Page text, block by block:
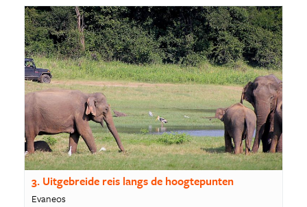
3. Uitgebreide reis langs de hoogtepunten
Evaneos